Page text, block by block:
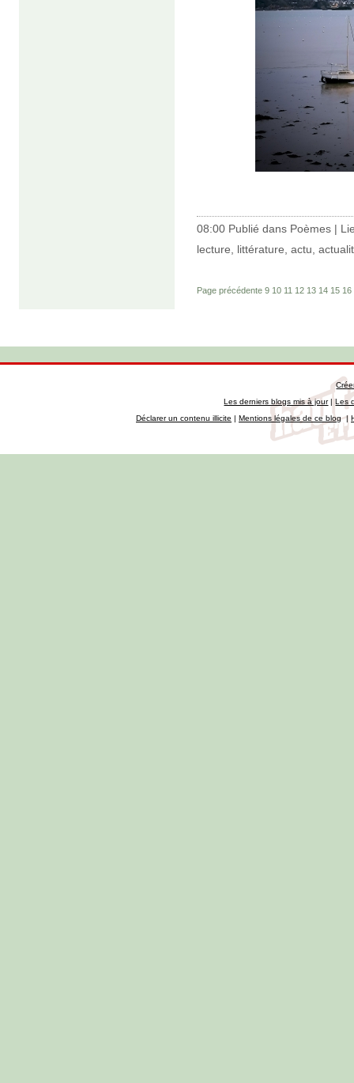
08:00 Publié dans Poèmes |
lecture
littérature actu
Page précédente 9 10 11 12 13 14 15 16
Les derniers blogs mis à jour| Les
Déclarer un contenu illicite
Mentions légales de ce blog|